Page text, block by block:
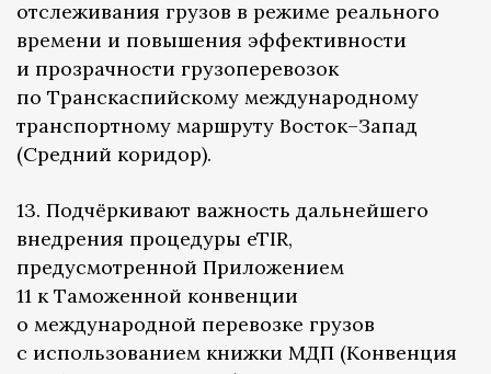
отслеживания грузов в режиме реального
времени и повышения эффективности
и прозрачности грузоперевозок
по Транскаспийскому международному
транспортному маршруту Восток–Запад
(Средний коридор).
13. Подчёркивают важность дальнейшего
внедрения процедуры eTIR,
предусмотренной Приложением
11 к Таможенной конвенции
о международной перевозке грузов
с использованием книжки МДП (Конвенция